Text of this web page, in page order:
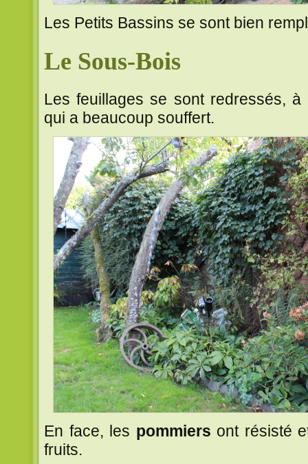
Les Petits Bassins se sont bien
Le Sous-Bois
Les feuillages se sont redressés,
qui a beaucoup souffert.
En face, les pommiers ont résisté
fruits.